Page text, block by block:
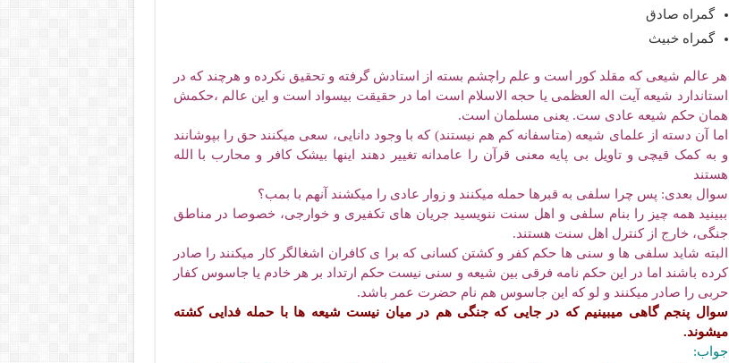
گمراه صادق
گمراه خبیث
هر عالم شیعی که مقلد کور است و علم راچشم بسته از استادش گرفته و تحقیق نکرده و هرچند که در
استاندارد شیعه آیت اله العظمی یا حجه الاسلام است اما در حقیقت بیسواد است و این عالم ،حکمش
همان حکم شیعه عادی ست. یعنی مسلمان است.
اما آن دسته از علمای شیعه (متاسفانه کم هم نیستند) که با وجود دانایی، سعی میکنند حق را بپوشانند
و به کمک قیچی و تاویل بی پایه معنی قرآن را عامدانه تغییر دهند اینها بیشک کافر و محارب با الله
هستند
سوال بعدی: پس چرا سلفی به قبرها حمله میکنند و زوار عادی را میکشند آنهم با بمب؟
ببینید همه چیز را بنام سلفی و اهل سنت ننویسید جریان های تکفیری و خوارجی، خصوصا در مناطق
جنگی، خارج از کنترل اهل سنت هستند.
البته شاید سلفی ها و سنی ها حکم کفر و کشتن کسانی که برا ی کافران اشغالگر کار میکنند را صادر
کرده باشند اما در این حکم نامه فرقی بین شیعه و سنی نیست حکم ارتداد بر هر خادم یا جاسوس کفار
حربی را صادر میکنند و لو که این جاسوس هم نام حضرت عمر باشد.
سوال پنجم گاهی میبینیم که در جایی که جنگی هم در میان نیست شیعه ها با حمله فدایی کشته
میشوند.
جواب: